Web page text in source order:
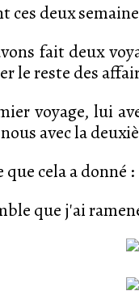
ces deux
fait deux
le reste des
voyage, lui
avec la
que cela a donné :
que j'ai